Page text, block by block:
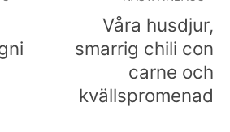
Våra husdjur,
smarrig chili con
carne och
kvällspromenad